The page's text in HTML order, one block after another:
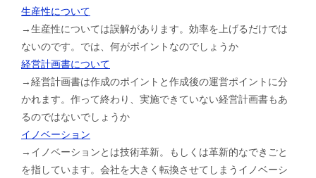
生産性について
→生産性については誤解があります。効率を上げるだけでは
ないのです。では、何がポイントなのでしょうか
経営計画書について
→経営計画書は作成のポイントと作成後の運営ポイントに分
かれます。作って終わり、実施できていない経営計画書もあ
るのではないでしょうか
イノベーション
→イノベーションとは技術革新。もしくは革新的なできごと
を指しています。会社を大きく転換させてしまうイノベーシ